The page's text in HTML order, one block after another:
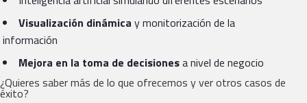
Visualización dinámica y monitorización de la
información
Mejora en la toma de decisionesa nivel de negocio
¿Quieres saber más de lo que ofrecemos y ver otros casos de
éxito?